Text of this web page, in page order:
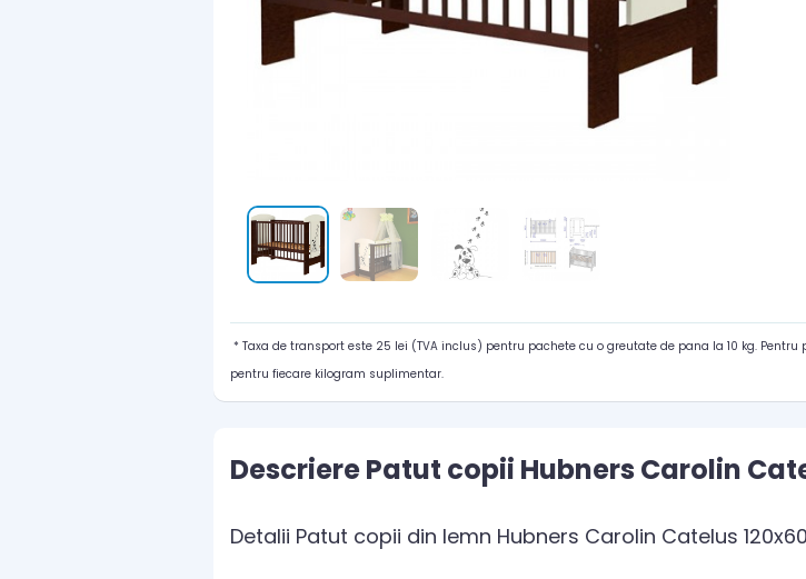
* Taxa de transport este 25 lei (TVA inclus) pentru pachete cu o greutate de pana la 10 kg.
pentru fiecare kilogram suplimentar.
Descriere Patut copii Hubners Carolin
Detalii Patut copii din lemn Hubners Carolin Catelus